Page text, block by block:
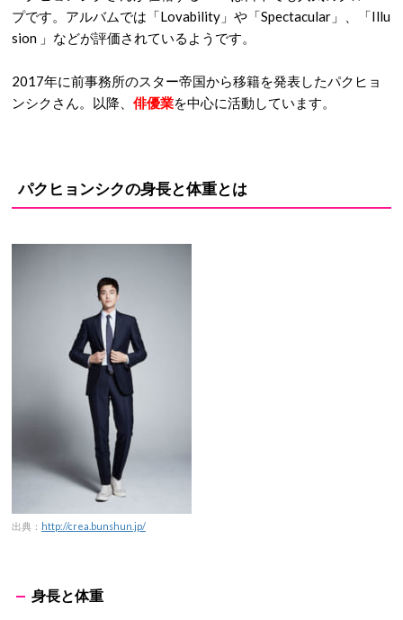
プです。アルバムでは「Lovability」や「Spectacular」、「Illu
sion 」などが評価されているようです。
2017年に前事務所のスター帝国から移籍を発表したパクヒョ
ンシクさん。以降、 俳優業を中心に活動しています。
パクヒョンシクの身長と体重とは
出典： http://crea.bunshun.jp/
身長と体重